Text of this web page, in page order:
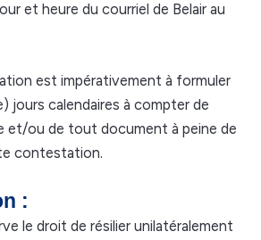
et heure du courriel de Belair au
est impérativement à formuler
jours calendaires à compter de
et/ou de tout document à peine de
contestation.
:
le droit de résilier unilatéralement